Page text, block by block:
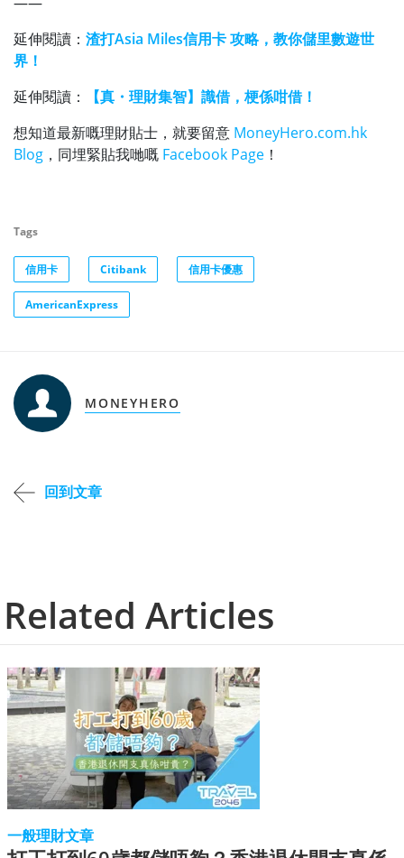
延伸閱讀： 渣打Asia Miles信用卡 攻略，教你儲里數遊世
界！
延伸閱讀：
【真・理財集智】識借，梗係咁借！
想知道最新嘅理財貼士，就要留意 MoneyHero.com.hk
Blog ，同埋緊貼我哋嘅 Facebook Page ！
Tags
信用卡 Citibank 信用卡優惠
AmericanExpress
MONEYHERO
回到文章
Related Articles
一般理財文章